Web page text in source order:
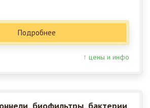
Подробнее
↑ цены и инфо